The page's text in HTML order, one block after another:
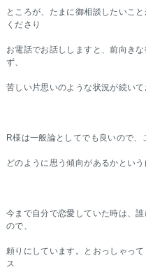
ところが、たまに御相談したいこ
くださり
お電話でお話ししますと、前向き
ず、
苦しい片思いのような状況が続いて
R様は一般論としてでも良いので
どのように思う傾向があるかとい
今まで自分で恋愛していた時は、
ので、
頼りにしています。とおっしゃっ
ス